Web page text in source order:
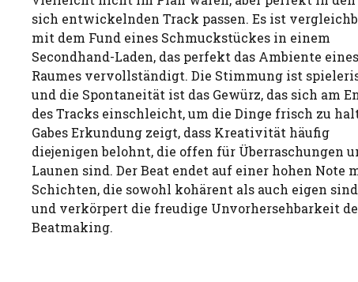
sich entwickelnden Track passen. Es ist
mit dem Fund eines Schmuckstückes in einem
Secondhand-Laden, das perfekt das Ambiente eines
Raumes vervollständigt. Die Stimmung ist
und die Spontaneität ist das Gewürz, das sich am
des Tracks einschleicht, um die Dinge frisch zu
Gabes Erkundung zeigt, dass Kreativität häufig
diejenigen belohnt, die offen für Überraschungen
Launen sind. Der Beat endet auf einer hohen Note
Schichten, die sowohl kohärent als auch eigen
und verkörpert die freudige Unvorhersehbarkeit
Beatmaking.